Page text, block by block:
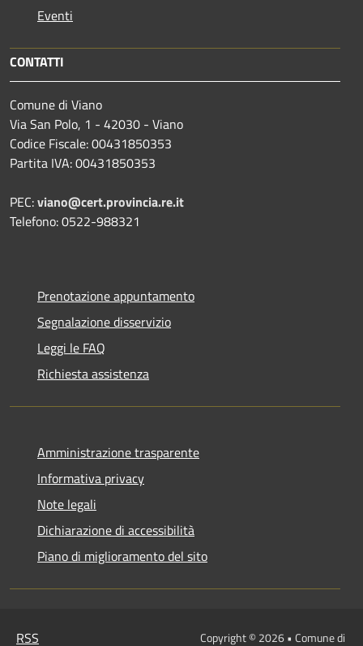
Eventi
CONTATTI
Comune di Viano
Via San Polo, 1 - 42030 - Viano
Codice Fiscale: 00431850353
Partita IVA: 00431850353
PEC:viano@cert.provincia.re.it
Telefono: 0522-988321
Prenotazione appuntamento
Segnalazione disservizio
Leggi le FAQ
Richiesta assistenza
Amministrazione trasparente
Informativa privacy
Note legali
Dichiarazione di accessibilità
Piano di miglioramento del sito
RSS
Copyright © 2026 • Comune di